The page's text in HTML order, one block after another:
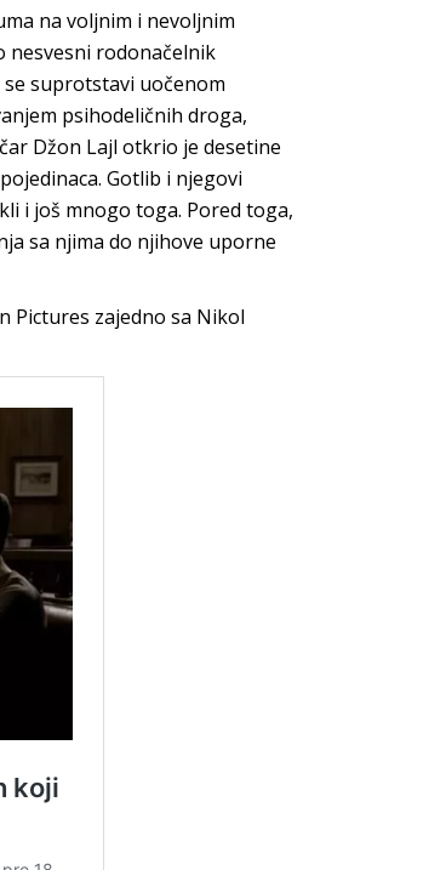
na voljnim i nevoljnim
nesvesni rodonačelnik
suprotstavi uočenom
psihodeličnih droga,
Džon Lajl otkrio je desetine
Gotlib i njegovi
i još mnogo toga. Pored toga,
sa njima do njihove uporne
Pictures zajedno sa Nikol